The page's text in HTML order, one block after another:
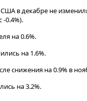
в декабре не
0.4%).
на 0.6%.
на 1.6%.
снижения на 0.9% в
на 3.2%.